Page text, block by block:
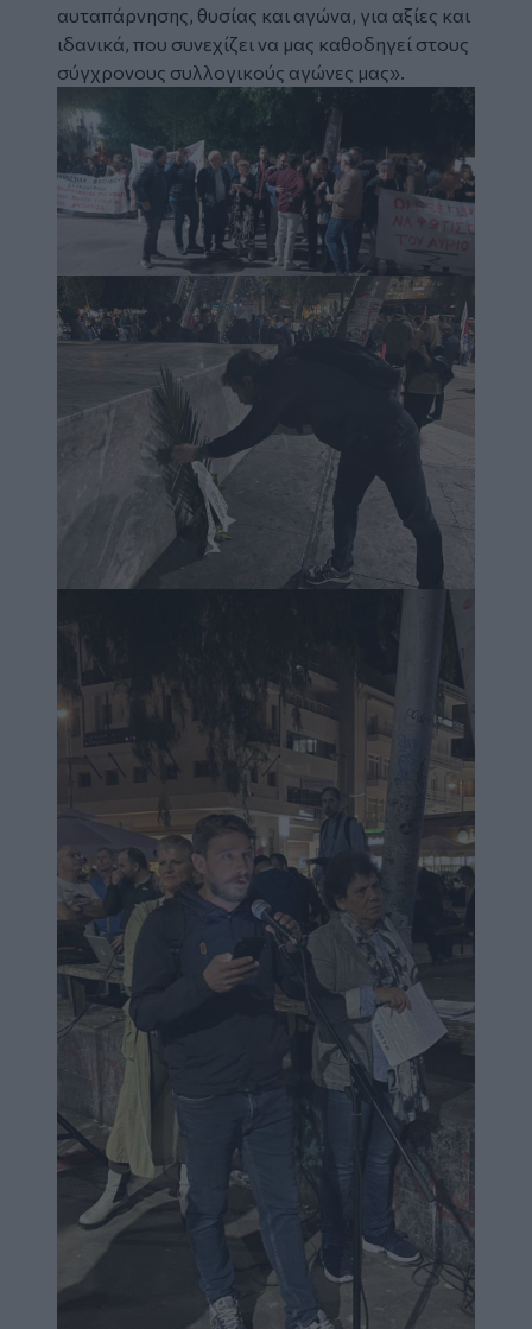
αυταπάρνησης, θυσίας και αγώνα, για αξίες και
ιδανικά, που συνεχίζει να μας καθοδηγεί στους
σύγχρονους συλλογικούς αγώνες μας».